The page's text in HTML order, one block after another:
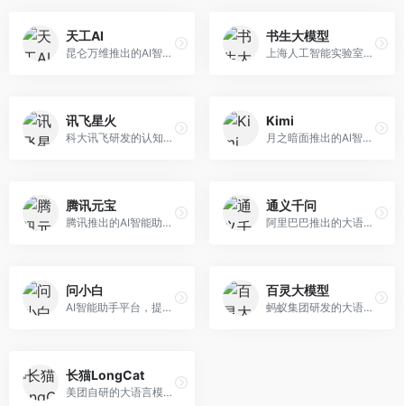
天工AI
昆仑万维推出的AI智能助手，集成搜索、对话、创作等多种能力。面向普通用户和内容创作者，支持联网搜索、文本生成、图像理解等功能，响应速度快，免费使用。
书生大模型
上海人工智能实验室研发的开源大模型系列，支持多尺度和多模态。面向研究机构和开发者，开源生态完善，学术研究背景深厚，适合科研和定制开发。
讯飞星火
科大讯飞研发的认知智能大模型，深度融合语音识别和自然语言处理技术。面向企业用户和教育领域，提供语音交互、文档处理、代码生成等服务，中文语音识别准确率高。
Kimi
月之暗面推出的AI智能助手，核心优势在于超长文本处理能力，支持20万字以上文档分析。面向学术研究者、职场人士和内容创作者，提供文档解读、PPT生成、联网搜索等综合服务。
腾讯元宝
腾讯推出的AI智能助手，整合微信生态和腾讯云服务。面向普通用户和企业客户，支持文档解析、图像理解、联网搜索等功能，与腾讯产品无缝衔接，办公协作便捷。
通义千问
阿里巴巴推出的大语言模型平台，提供对话问答、文档处理、图像理解、代码编写等全方位AI服务。面向企业用户和个人开发者，集成阿里云生态，支持多模态交互，企业级安全保障。
问小白
AI智能助手平台，提供知识问答、文本创作、文档处理等服务。面向普通用户和职场人士，操作简便，响应速度快，支持多场景应用。
百灵大模型
蚂蚁集团研发的大语言模型平台，专注于金融科技和企业服务。面向金融机构和企业客户，提供智能客服、风险分析、文档处理等服务，金融场景理解深入。
长猫LongCat
美团自研的大语言模型对话平台，专注于本地生活服务场景。面向美团生态用户，提供智能推荐、服务问答等功能，本地生活知识覆盖全面。